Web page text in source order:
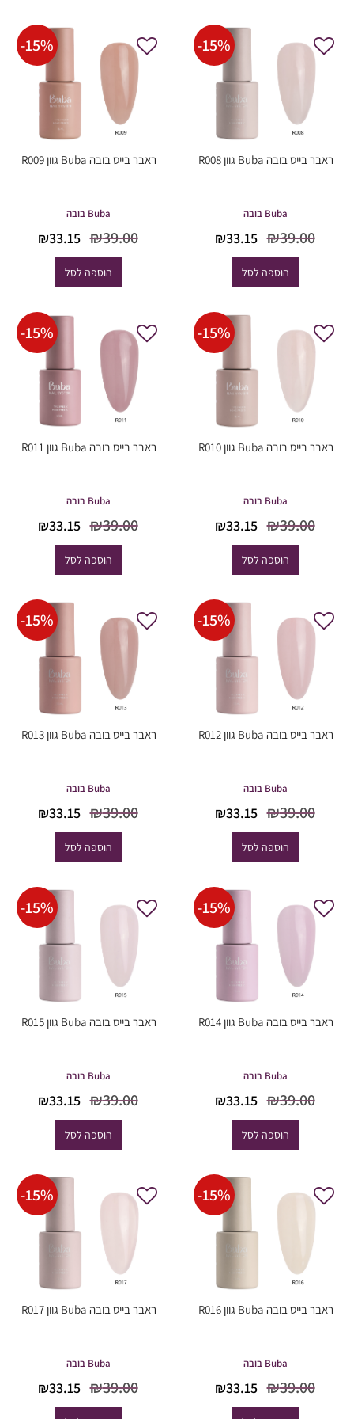
-15%
ראבר בייס בובה Buba גוון R008
Buba בובה
₪39.00
המחיר
המקורי
היה:
₪39.00.
₪33.15
הוספה לסל
-15%
ראבר בייס בובה Buba גוון R009
Buba בובה
₪39.00
המחיר
המקורי
היה:
₪39.00.
₪33.15
הוספה לסל
-15%
ראבר בייס בובה Buba גוון R010
Buba בובה
₪39.00
המחיר
המקורי
היה:
₪39.00.
₪33.15
הוספה לסל
-15%
ראבר בייס בובה Buba גוון R011
Buba בובה
₪39.00
המחיר
המקורי
היה:
₪39.00.
₪33.15
הוספה לסל
-15%
ראבר בייס בובה Buba גוון R012
Buba בובה
₪39.00
המחיר
המקורי
היה:
₪39.00.
₪33.15
הוספה לסל
-15%
ראבר בייס בובה Buba גוון R013
Buba בובה
₪39.00
המחיר
המקורי
היה:
₪39.00.
₪33.15
הוספה לסל
-15%
ראבר בייס בובה Buba גוון R014
Buba בובה
₪39.00
המחיר
המקורי
היה:
₪39.00.
₪33.15
הוספה לסל
-15%
ראבר בייס בובה Buba גוון R015
Buba בובה
₪39.00
המחיר
המקורי
היה:
₪39.00.
₪33.15
הוספה לסל
-15%
ראבר בייס בובה Buba גוון R016
Buba בובה
₪39.00
המחיר
המקורי
היה:
₪33.15
-15%
ראבר בייס בובה Buba גוון R017
Buba בובה
₪39.00
המחיר
המקורי
היה:
₪33.15